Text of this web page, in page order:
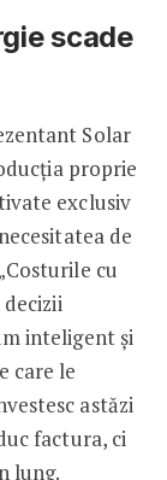
scade
Solar
proprie
exclusiv
de
cu
inteligent și
care le
astăzi
factura, ci
lung.